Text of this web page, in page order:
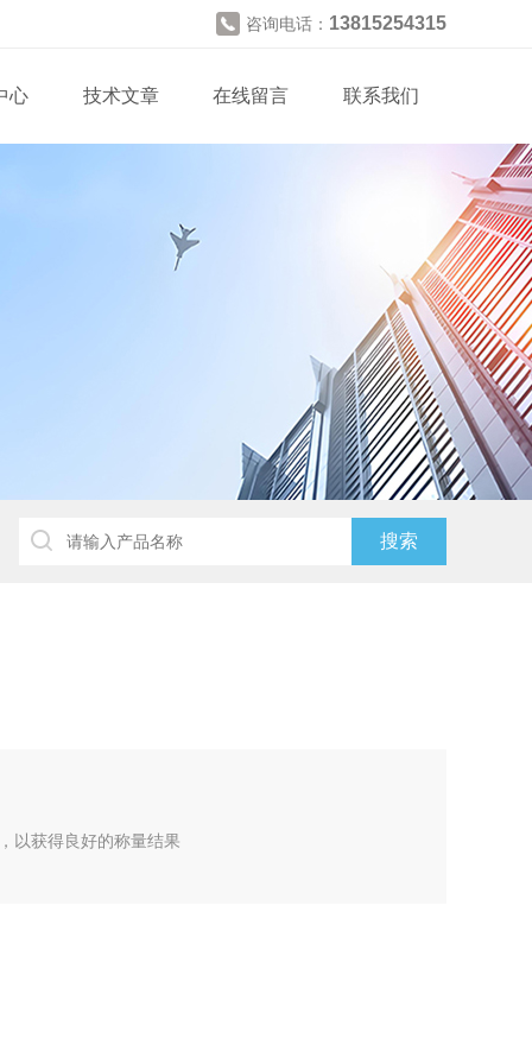
咨询电话： 13815254315
心 技术文章 在线留言 联系我们
以获得良好的称量结果